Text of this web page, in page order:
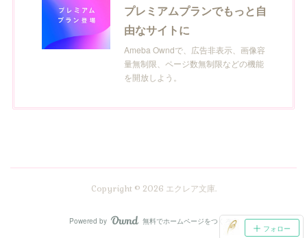
プレミアムプランでもっと自
由なサイトに
Ameba Owndで、広告非表示、画像容
量無制限、ページ数無制限などの機能
を開放しよう。
フォロー
Copyright © 2026 エクレア文庫.
Powered by AmebaOwnd
無料でホームページをつくろう